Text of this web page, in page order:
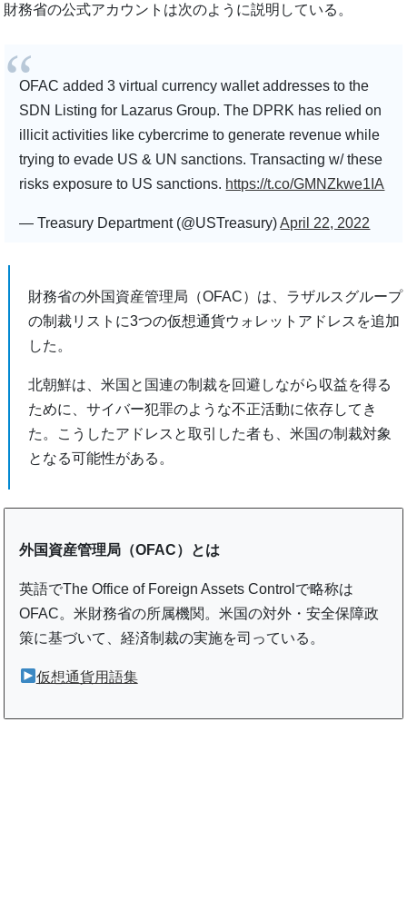
財務省の公式アカウントは次のように説明している。
OFAC added 3 virtual currency wallet addresses to the
SDN Listing for Lazarus Group. The DPRK has relied on
illicit activities like cybercrime to generate revenue while
trying to evade US & UN sanctions. Transacting w/ these
risks exposure to US sanctions. https://t.co/GMNZkwe1IA
— Treasury Department (@USTreasury)April 22, 2022
財務省の外国資産管理局（OFAC）は、ラザルスグループ
の制裁リストに3つの仮想通貨ウォレットアドレスを追加
した。
北朝鮮は、米国と国連の制裁を回避しながら収益を得る
ために、サイバー犯罪のような不正活動に依存してき
た。こうしたアドレスと取引した者も、米国の制裁対象
となる可能性がある。
外国資産管理局（OFAC）とは
英語でThe Office of Foreign Assets Controlで略称は
OFAC。米財務省の所属機関。米国の対外・安全保障政
策に基づいて、経済制裁の実施を司っている。
仮想通貨用語集